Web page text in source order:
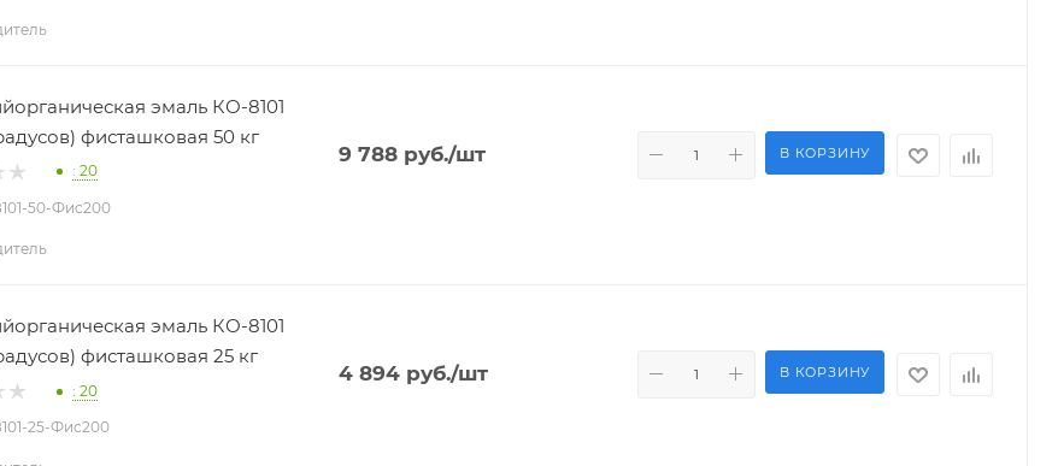
эмаль КО-8101
фисташковая 50 кг
: 20
50-Фис200
9 788руб./шт В КОРЗИНУ
эмаль КО-8101
фисташковая 25 кг
: 20
25-Фис200
4 894руб./шт В КОРЗИНУ